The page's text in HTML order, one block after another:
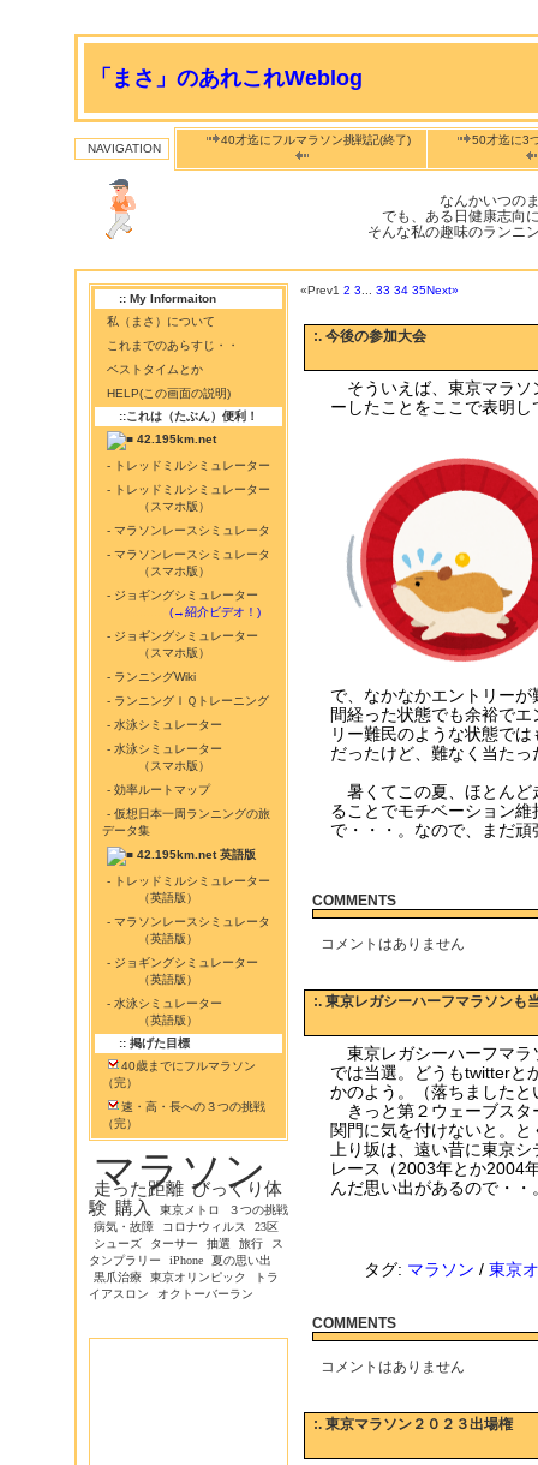
「まさ」のあれこれWeblog
NAVIGATION
40才迄にフルマラソン挑戦記(終了) 50才迄に3
なんかいつの
でも、ある日健康志向
そんな私の趣味のランニ
:: My Informaiton
私（まさ）について
これまでのあらすじ・・
ベストタイムとか
HELP(この画面の説明)
::これは（たぶん）便利！
42.195km.net
- トレッドミルシミュレーター
- トレッドミルシミュレーター
（スマホ版）
- マラソンレースシミュレータ
- マラソンレースシミュレータ
（スマホ版）
- ジョギングシミュレーター
(→紹介ビデオ！)
- ジョギングシミュレーター
（スマホ版）
- ランニングWiki
- ランニングＩＱトレーニング
- 水泳シミュレーター
- 水泳シミュレーター
（スマホ版）
- 効率ルートマップ
- 仮想日本一周ランニングの旅
データ集
42.195km.net 英語版
- トレッドミルシミュレーター
（英語版）
- マラソンレースシミュレータ
（英語版）
- ジョギングシミュレーター
（英語版）
- 水泳シミュレーター
（英語版）
:: 掲げた目標
40歳までにフルマラソン
（完）
速・高・長への３つの挑戦
（完）
マラソン
走った距離 びっくり体
験 購入 東京メトロ
３つの挑戦
病気・故障
コロナウィルス
23区
シューズ
ターサー 抽選 旅行
ス
タンプラリー
iPhone
夏の思い出
黒爪治療
東京オリンピック
トラ
イアスロン
オクトーバーラン
«Prev1 2 3 33 34 35Next»
:. 今後の参加大会
そういえば、東京マラソ
ーしたことをここで表明
で、なかなかエントリー
間経った状態でも余裕で
リー難民のような状態で
だったけど、難なく当たっ
暑くてこの夏、ほとんど
ることでモチベーション
で・・・。なので、まだ頑
COMMENTS
コメントはありません
:. 東京レガシーハーフマラソンも
東京レガシーハーフマラ
では当選。どうもtwitterと
かのよう。（落ちました
きっと第２ウェーブスタ
関門に気を付けないと。と
上り坂は、遠い昔に東京
レース（2003年とか2004
んだ思い出があるので・・
タグ: マラソン / 東京
COMMENTS
コメントはありません
:. 東京マラソン２０２３出場権